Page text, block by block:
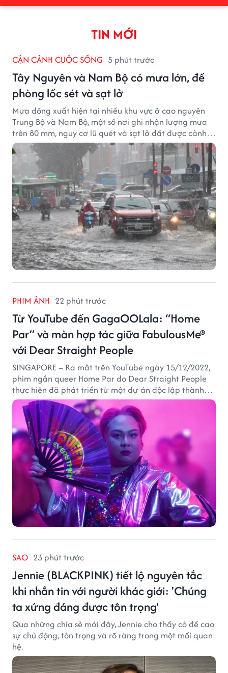
TIN MỚI
CẬN CẢNH CUỘC SỐNG 5 phút trước
Tây Nguyên và Nam Bộ có mưa lớn, đề
phòng lốc sét và sạt lở
Mưa dông xuất hiện tại nhiều khu vực ở cao nguyên
Trung Bộ và Nam Bộ, một số nơi ghi nhận lượng mưa
trên 80 mm, nguy cơ lũ quét và sạt lở đất được cảnh
báo.
PHIM ẢNH 22 phút trước
Từ YouTube đến GagaOOLala: “Home
Par” và màn hợp tác giữa FabulousMe®
với Dear Straight People
SINGAPORE – Ra mắt trên YouTube ngày 15/12/2022,
phim ngắn queer Home Par do Dear Straight People
thực hiện đã phát triển từ một dự án độc lập thành
tác phẩm tiếp cận khán giả quốc tế thông qua nền
tảng LGBTQ+ GagaOOLala. FabulousMe tham gia với
vai trò nhà tài trợ chính thức, trong khi nhà sáng lập
Lan Vu đảm nhiệm vị trí executive producer.
SAO 23 phút trước
Jennie (BLACKPINK) tiết lộ nguyên tắc
khi nhắn tin với người khác giới: 'Chúng
ta xứng đáng được tôn trọng'
Qua những chia sẻ mới đây, Jennie cho thấy cô đề cao
sự chủ động, tôn trọng và rõ ràng trong một mối quan
hệ.